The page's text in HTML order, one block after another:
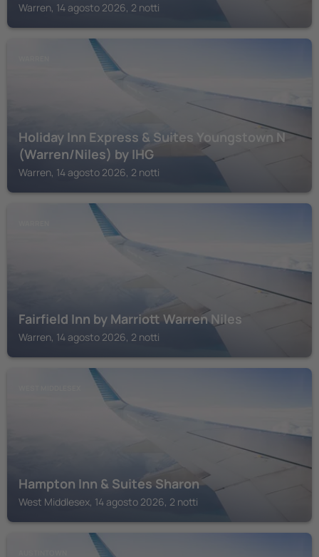
Warren, 14 agosto 2026, 2 notti
Holiday Inn Express & Suites Youngstown N
(Warren/Niles) by IHG
Warren, 14 agosto 2026, 2 notti
Fairfield Inn by Marriott Warren Niles
Warren, 14 agosto 2026, 2 notti
Hampton Inn & Suites Sharon
West Middlesex, 14 agosto 2026, 2 notti